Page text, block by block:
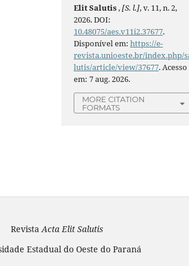
Elit Salutis,[S. l.], v. 11, n. 2,
2026. DOI:
10.48075/aes.v11i2.37677.
Disponível em:https://e-
revista.unioeste.br/index.php/
lutis/article/view/37677. Acesso
em: 7 aug. 2026.
MORE CITATION
FORMATS
RevistaActa Elit Salutis
Estadual do Oeste do Paraná